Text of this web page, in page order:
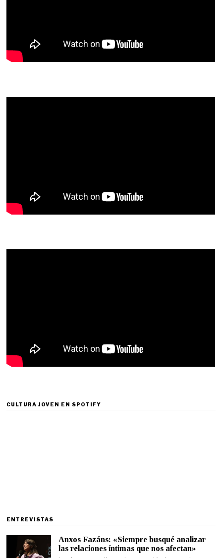
CULTURA JOVEN EN SPOTIFY
ENTREVISTAS
Anxos Fazáns: «Siempre busqué analizar
las relaciones íntimas que nos afectan»